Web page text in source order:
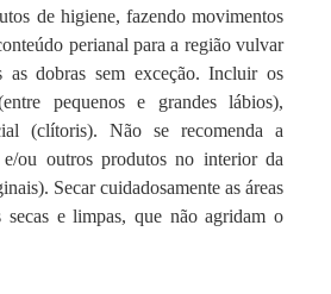
de higiene, fazendo movimentos
perianal para a região vulvar
as dobras sem exceção. Incluir os
pequenos e grandes lábios),
(clítoris). Não se recomenda a
ou outros produtos no interior da
Secar cuidadosamente as áreas
secas e limpas, que não agridam o